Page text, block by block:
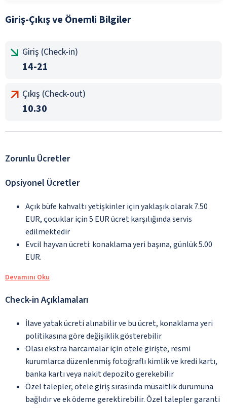
Giriş-Çıkış ve Önemli Bilgiler
Giriş (Check-in)
14-21
Çıkış (Check-out)
10.30
Zorunlu Ücretler
Opsiyonel Ücretler
Açık büfe kahvaltı yetişkinler için yaklaşık olarak 7.50
EUR, çocuklar için 5 EUR ücret karşılığında servis
edilmektedir
Evcil hayvan ücreti: konaklama yeri başına, günlük 5.00
EUR.
Devamını Oku
Check-in Açıklamaları
İlave yatak ücreti alınabilir ve bu ücret, konaklama yeri
politikasına göre değişiklik gösterebilir
Olası ekstra harcamalar için otele girişte, resmi
kurumlarca düzenlenmiş fotoğraflı kimlik ve kredi kartı,
banka kartı veya nakit depozito gerekebilir
Özel talepler, otele giriş sırasında müsaitlik durumuna
bağlıdır ve ek ödeme gerektirebilir. Özel talepler garanti